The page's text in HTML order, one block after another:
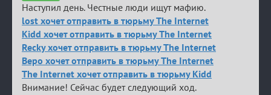
Наступил день. Честные люди ищут мафию.
lost хочет отправить в тюрьму The Internet
Kidd хочет отправить в тюрьму The Internet
Recky хочет отправить в тюрьму The Internet
Веро хочет отправить в тюрьму The Internet
The Internet хочет отправить в тюрьму Kidd
Внимание! Сейчас будет следующий ход.